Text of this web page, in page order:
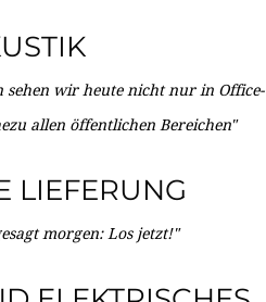
sehen wir heute nicht nur in Office-
allen öffentlichen Bereichen"
LIEFERUNG
morgen: Los jetzt!"